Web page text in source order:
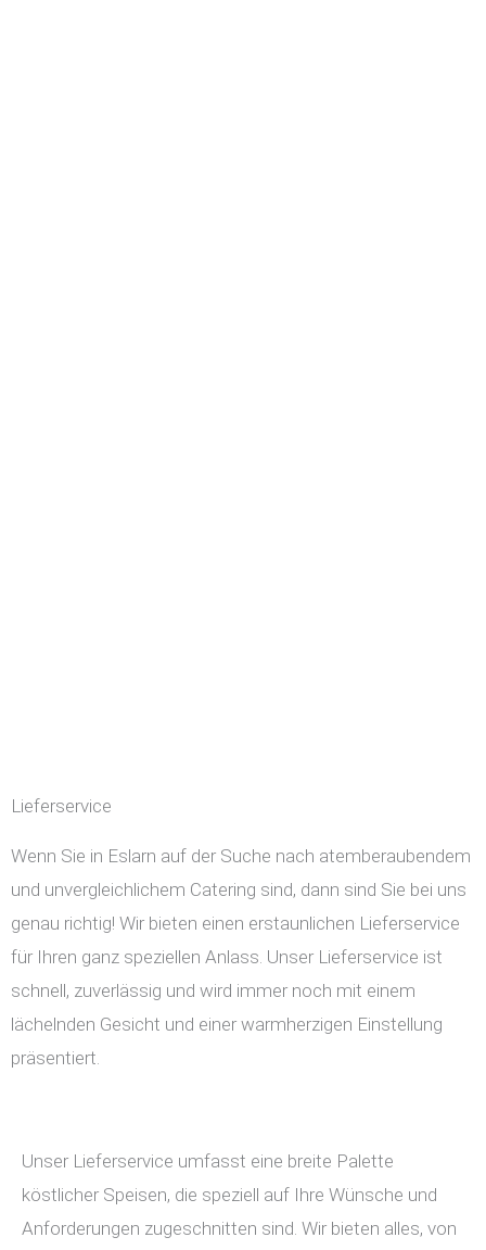
Lieferservice
Wenn Sie in Eslarn auf der Suche nach atemberaubendem
und unvergleichlichem Catering sind, dann sind Sie bei uns
genau richtig! Wir bieten einen erstaunlichen Lieferservice
für Ihren ganz speziellen Anlass. Unser Lieferservice ist
schnell, zuverlässig und wird immer noch mit einem
lächelnden Gesicht und einer warmherzigen Einstellung
präsentiert.
Unser Lieferservice umfasst eine breite Palette
köstlicher Speisen, die speziell auf Ihre Wünsche und
Anforderungen zugeschnitten sind. Wir bieten alles, von